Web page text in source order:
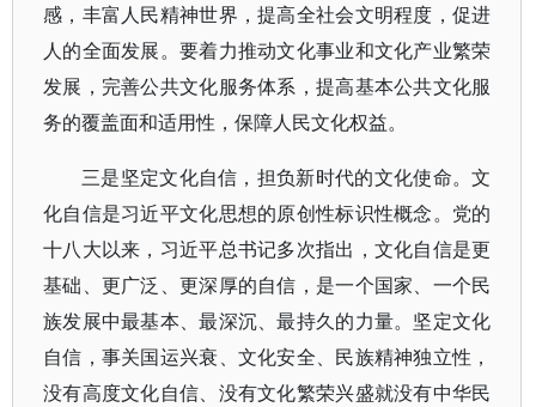
感，丰富人民精神世界，提高全社会文明程度，促进
人的全面发展。要着力推动文化事业和文化产业繁荣
发展，完善公共文化服务体系，提高基本公共文化服
务的覆盖面和适用性，保障人民文化权益。
三是坚定文化自信，担负新时代的文化使命。文
化自信是习近平文化思想的原创性标识性概念。党的
十八大以来，习近平总书记多次指出，文化自信是更
基础、更广泛、更深厚的自信，是一个国家、一个民
族发展中最基本、最深沉、最持久的力量。坚定文化
自信，事关国运兴衰、文化安全、民族精神独立性，
没有高度文化自信、没有文化繁荣兴盛就没有中华民